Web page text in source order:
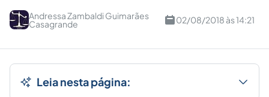
Andressa Zambaldi Guimarães
Casagrande 02/08/2018 às 14:21
Leia nesta página: